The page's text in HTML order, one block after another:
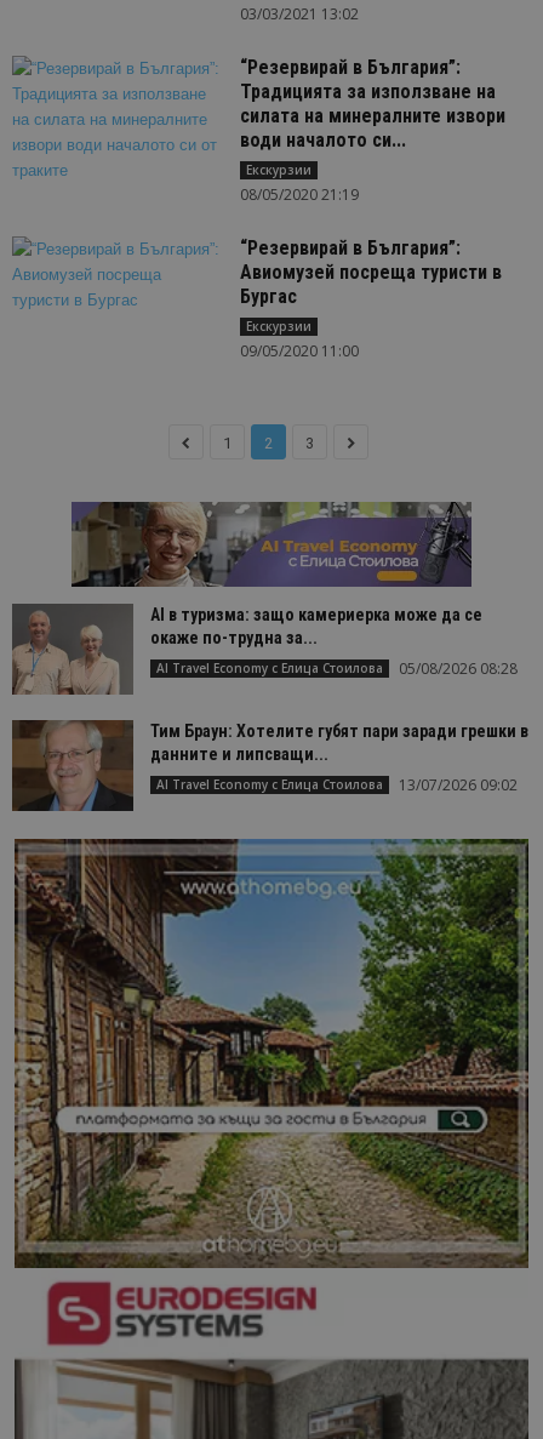
03/03/2021 13:02
“Резервирай в България”:
Традицията за използване на
силата на минералните извори
води началото си...
Екскурзии
08/05/2020 21:19
“Резервирай в България”:
Авиомузей посреща туристи в
Бургас
Екскурзии
09/05/2020 11:00
1 2 3
AI в туризма: защо камериерка може да се
окаже по-трудна за...
AI Travel Economy с Елица Стоилова 05/08/2026 08:28
Тим Браун: Хотелите губят пари заради грешки в
данните и липсващи...
AI Travel Economy с Елица Стоилова 13/07/2026 09:02